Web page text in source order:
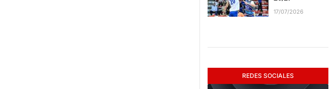
17/07/2026
REDES SOCIALES